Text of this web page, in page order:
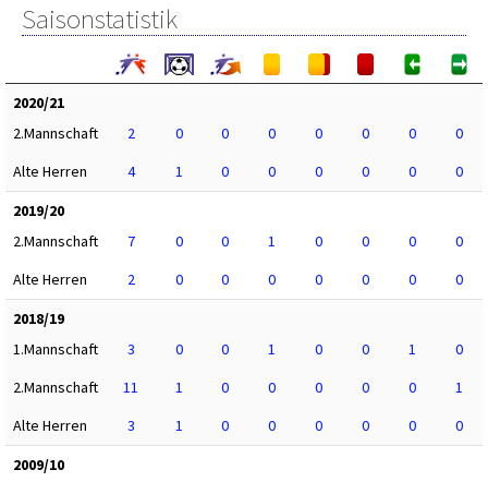
Saisonstatistik
2020/21
2.Mannschaft
2 0 0 0 0 0 0
0
Alte Herren
4 1 0 0 0 0 0
0
2019/20
2.Mannschaft
7 0 0 1 0 0 0
0
Alte Herren
2 0 0 0 0 0 0
0
2018/19
1.Mannschaft
3 0 0 1 0 0 1
0
2.Mannschaft
11 1 0 0 0 0 0
1
Alte Herren
3 1 0 0 0 0 0
0
2009/10